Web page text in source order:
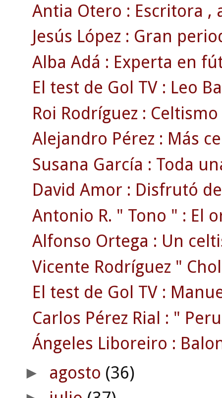
Antia Otero : Escritora ,
Jesús López : Gran
Alba Adá : Experta en
El test de Gol TV : Leo
Roi Rodríguez :
Alejandro Pérez : Más
Susana García : Toda
David Amor : Disfrutó
Antonio R. " Tono " : El
Alfonso Ortega : Un
Vicente Rodríguez "
El test de Gol TV :
Carlos Pérez Rial : "
Ángeles Liboreiro :
► agosto (36)